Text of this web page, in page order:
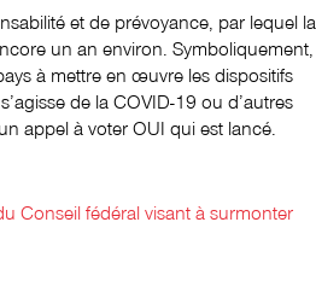
et de prévoyance, par lequel la
un an environ. Symboliquement,
à mettre en œuvre les dispositifs
de la COVID-19 ou d’autres
appel à voter OUI qui est lancé.
Conseil fédéral visant à surmonter